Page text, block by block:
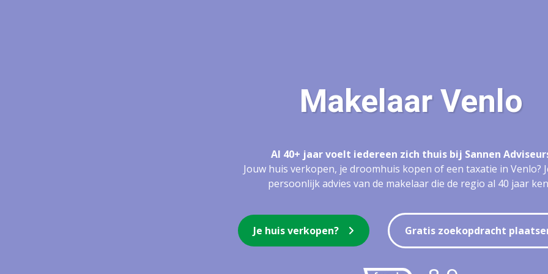
Makelaar Venlo
Al 40+ jaar voelt iedereen zich thuis bij Sannen
Jouw huis verkopen, je droomhuis kopen of een taxatie in Venlo?
persoonlijk advies van de makelaar die de regio al 40 jaar
Je huis verkopen? Gratis zoekopdracht